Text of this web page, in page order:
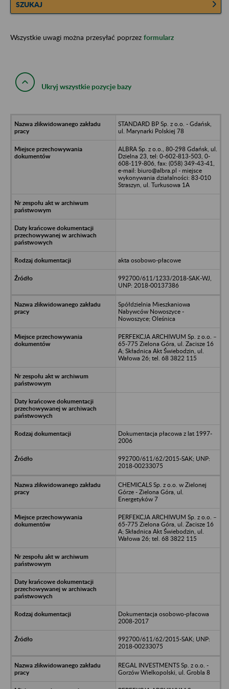
SZUKAJ
Wszystkie uwagi można przesyłać poprzez formularz
Ukryj wszystkie pozycje bazy
STANDARD BP Sp. z o.o. - Gdańsk,
ul. Marynarki Polskiej 78
ALBRA Sp. z o.o., 80-298 Gdańsk, ul.
Dzielna 23, tel: 0-602-813-503, 0-
608-119-806, fax: (058) 349-43-41,
e-mail: biuro@albra.pl - miejsce
wykonywania działalności: 83-010
Straszyn, ul. Turkusowa 1A
akta osobowo-płacowe
992700/611/1233/2018-SAK-WJ,
UNP: 2018-00137386
Spółdzielnia Mieszkaniowa
Nabywców Nowoszyce -
Nowoszyce; Oleśnica
PERFEKCJA ARCHIWUM Sp. z o.o. –
65-775 Zielona Góra, ul. Zacisze 16
A; Składnica Akt Świebodzin, ul.
Wałowa 26; tel. 68 3822 115
Dokumentacja płacowa z lat 1997-
2006
992700/611/62/2015-SAK; UNP:
2018-00233075
CHEMICALS Sp. z o.o. w Zielonej
Górze - Zielona Góra, ul.
Energetyków 7
PERFEKCJA ARCHIWUM Sp. z o.o. –
65-775 Zielona Góra, ul. Zacisze 16
A; Składnica Akt Świebodzin, ul.
Wałowa 26; tel. 68 3822 115
Dokumentacja osobowo-płacowa
2008-2017
992700/611/62/2015-SAK; UNP:
2018-00233075
REGAL INVESTMENTS Sp. z o.o. -
Gorzów Wielkopolski, ul. Grobla 8